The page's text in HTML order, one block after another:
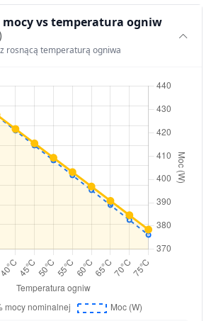
mocy vs temperatura ogniw
rosnącą temperaturą ogniwa